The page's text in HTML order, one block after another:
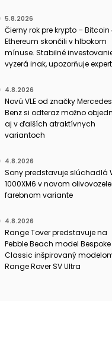
5.8.2026
Čierny rok pre krypto – Bitcoin
Ethereum skončili v hlbokom
mínuse. Stabilné
vyzerá inak, upozorňuje expert
4.8.2026
Novú VLE od značky
Benz si odteraz možno
aj v ďalších atraktívnych
variantoch
4.8.2026
Sony predstavuje slúchadlá
1000XM6 v novom
farebnom variante
4.8.2026
Range Tover predstavuje na
Pebble Beach model Bespoke
Classic inšpirovaný
Range Rover SV Ultra